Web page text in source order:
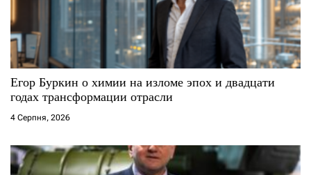
Егор Буркин о химии на изломе эпох и двадцати
годах трансформации отрасли
4 Серпня, 2026